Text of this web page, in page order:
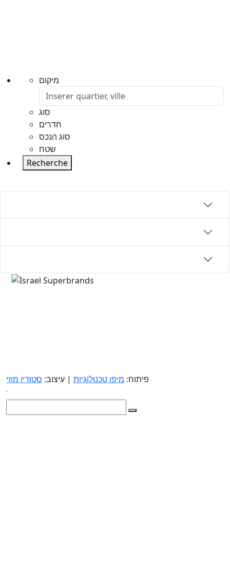
מיקום
סוג
חדרים
סוג הנכס
שטח
Recherche
פיתוח: מיפו טכנולוגיות | עיצוב: סטודיו מוזי
.